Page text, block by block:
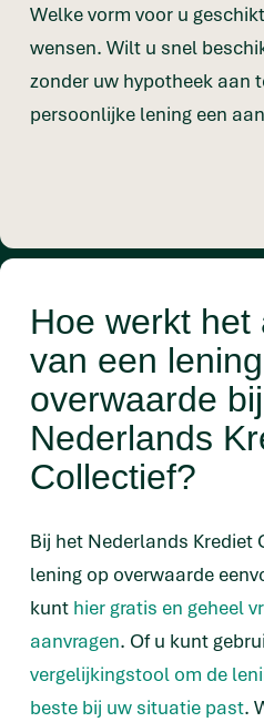
Welke vorm voor u
wensen. Wilt u snel
zonder uw hypotheek aan
persoonlijke lening een
Hoe werkt het
van een
overwaarde
Nederlands
Collectief?
Bij het Nederlands Krediet
lening op overwaarde
kunt hier gratis en geheel
aanvragen. Of u kunt
vergelijkingstool om de
beste bij uw situatie past.